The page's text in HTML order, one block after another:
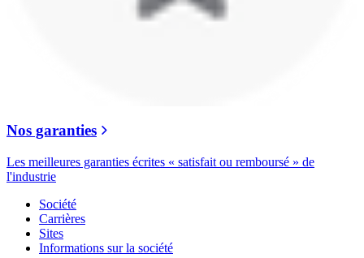
Nos garanties
Les meilleures garanties écrites « satisfait ou remboursé » de
l'industrie
Société
Carrières
Sites
Informations sur la société